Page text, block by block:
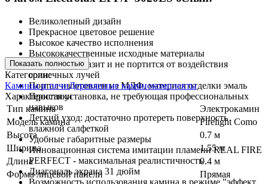
Великолепный дизайн
Прекрасное цветовое решение
Высокое качество исполнения
Высококачественные исходные материалы
Портал не облазит и не портится от воздействия
солнечных лучей
Портал изготовлен из МДФ, материал отделки эмаль
Простая установка, не требующая профессиональных
навыков
Легкий уход: достаточно протереть поверхность
влажной салфеткой
Удобные габаритные размеры
Инновационная система имитации пламени REAL FIRE
PERFECT - максимальная реалистичность
Диагональ экрана 31 дюйм
Показать полностью
Категории:
Камины и печиДеревянные каминокомплекты
Характеристики
Тип камина
Электрокамин
Модель камина
Firelight Como
Высота
0.7 м
Ширина
1.55 м
Длина
0.4 м
Форма лицевой панели
Прямая